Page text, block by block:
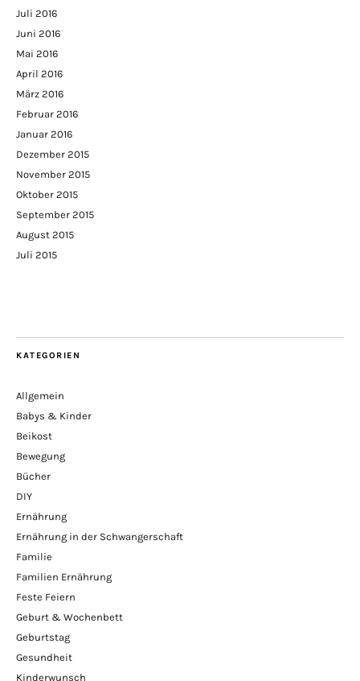
Juli 2016
Juni 2016
Mai 2016
April 2016
März 2016
Februar 2016
Januar 2016
Dezember 2015
November 2015
Oktober 2015
September 2015
August 2015
Juli 2015
KATEGORIEN
Allgemein
Babys & Kinder
Beikost
Bewegung
Bücher
DIY
Ernährung
Ernährung in der Schwangerschaft
Familie
Familien Ernährung
Feste Feiern
Geburt & Wochenbett
Geburtstag
Gesundheit
Kinderwunsch